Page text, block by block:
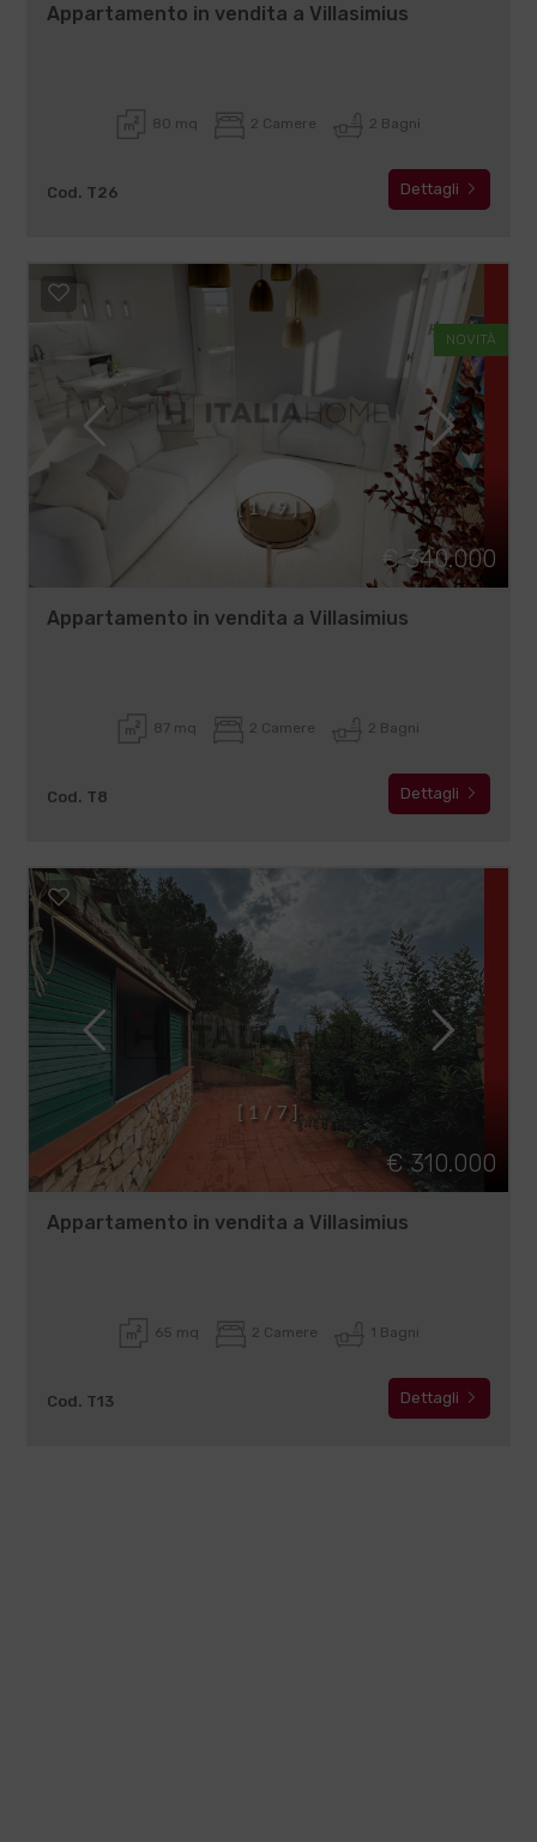
Appartamento in vendita a Villasimius
80 mq 2 Camere 2 Bagni
Cod. T26 Dettagli
[ 1 / 9
NOVITÀ
€ 340.000
Appartamento in vendita a Villasimius
87 mq 2 Camere 2 Bagni
Cod. T8 Dettagli
1 / 7
€ 310.000
Appartamento in vendita a Villasimius
65 mq 2 Camere 1 Bagni
Cod. T13 Dettagli